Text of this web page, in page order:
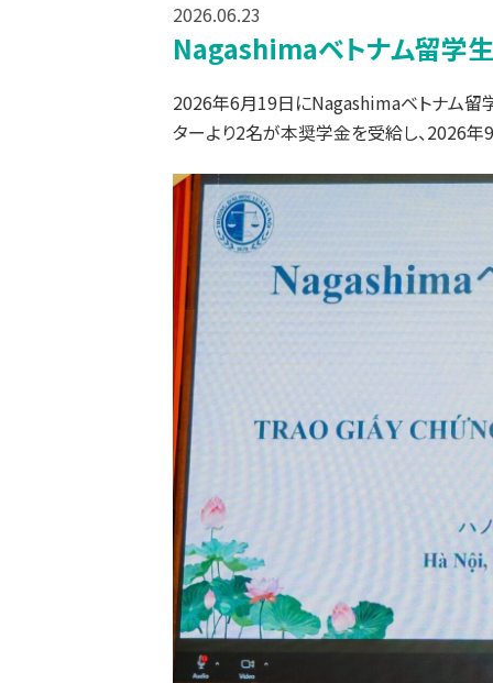
2026.06.23
Nagashimaベトナム留学
2026年6月19日にNagashimaベトナム留
ターより2名が本奨学金を受給し、2026